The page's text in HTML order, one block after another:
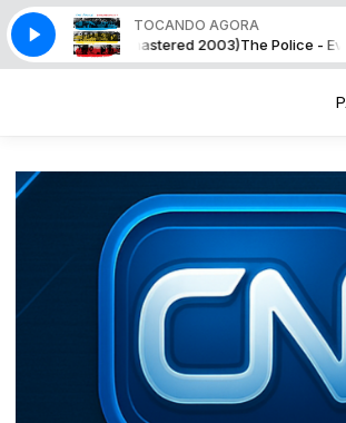
TOCANDO AGORA
(Remastered 2003)The Police - Every